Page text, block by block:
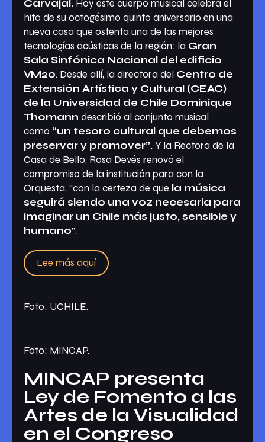
Carvajal. Hoy este cuerpo musical celebra el
hito de su octogésimo quinto aniversario en una
nueva casa que ostenta una de las mejores
tecnologías acústicas de la región: la Gran
Sala Sinfónica Nacional del edificio
VM20. Desde allí, la directora del Centro de
Extensión Artística y Cultural (CEAC)
de la Universidad de Chile Dominique
Thomann describió al conjunto musical
como “un tesoro cultural que debemos
preservar y promover”. Y la Rectora de la
Casa de Bello, Rosa Devés renovó el
compromiso de la institución para con la
Orquesta, “con la certeza de que la música
seguirá siendo una voz necesaria para
imaginar un Chile más justo, sensible y
humano”.
Lee más aquí
Foto: UCHILE.
Foto: MINCAP.
MINCAP presenta
Ley de Fomento a las
Artes de la Visualidad
en el Congreso